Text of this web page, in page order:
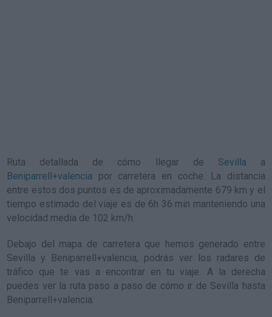
Ruta detallada de cómo llegar de Sevilla a
Beniparrell+valencia por carretera en coche. La distancia
entre estos dos puntos es de aproximadamente 679 km y el
tiempo estimado del viaje es de 6h 36 min manteniendo una
velocidad media de 102 km/h.
Debajo del mapa de carretera que hemos generado entre
Sevilla y Beniparrell+valencia, podrás ver los radares de
tráfico que te vas a encontrar en tu viaje. A la derecha
puedes ver la ruta paso a paso de cómo ir de Sevilla hasta
Beniparrell+valencia.